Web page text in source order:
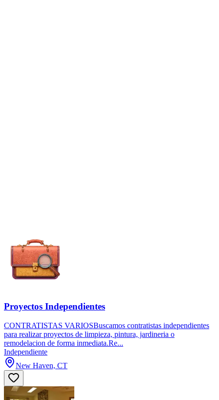
Proyectos Independientes
CONTRATISTAS VARIOSBuscamos contratistas independientes
para realizar proyectos de limpieza, pintura, jardineria o
remodelacion de forma inmediata.Re...
Independiente
New Haven, CT